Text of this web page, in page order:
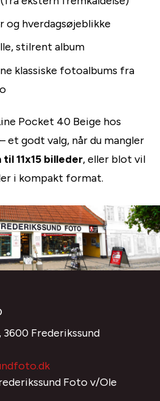
og hverdagsøjeblikke
stilrent album
klassiske fotoalbums fra
Pocket 40 Beige hos
– et godt valg, når du mangler
11x15 billeder, eller blot vil
i kompakt format.
Frederikssund
Foto v/Ole